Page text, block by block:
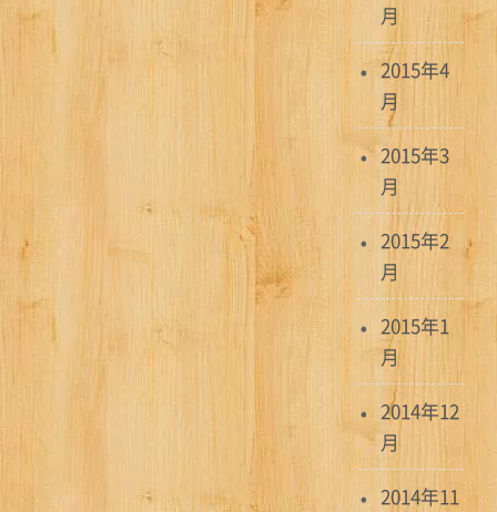
月
2015年4
月
2015年3
月
2015年2
月
2015年1
月
2014年12
月
2014年11